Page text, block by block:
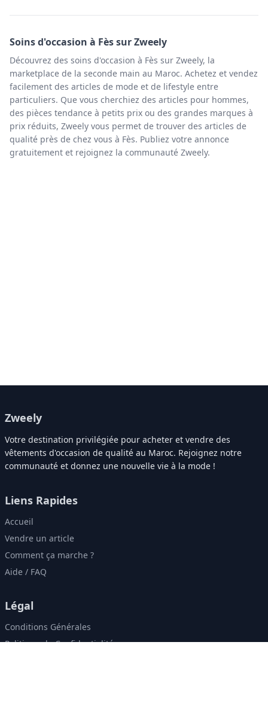
Soinsd'occasion à Fèssur Zweely
Découvrez des soins d'occasion à Fès sur Zweely, la
marketplace de la seconde main au Maroc. Achetez et vendez
facilement des articles de mode et de lifestyle entre
particuliers. Que vous cherchiez des articles pour hommes,
des pièces tendance à petits prix ou des grandes marques à
prix réduits, Zweely vous permet de trouver des articles de
qualité près de chez vous à Fès. Publiez votre annonce
gratuitement et rejoignez la communauté Zweely.
Zweely
Votre destination privilégiée pour acheter et vendre des
vêtements d'occasion de qualité au Maroc. Rejoignez notre
communauté et donnez une nouvelle vie à la mode !
Liens Rapides
Accueil
Vendre un article
Comment ça marche ?
Aide / FAQ
Légal
Conditions Générales
Politique de Confidentialité